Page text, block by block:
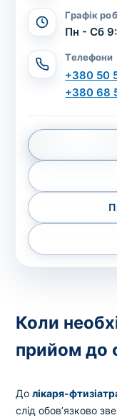
Графік
Пн - Сб
Телефони
+380 50
+380 68
Коли
прийом до
Долікаря-
слід обов’язково